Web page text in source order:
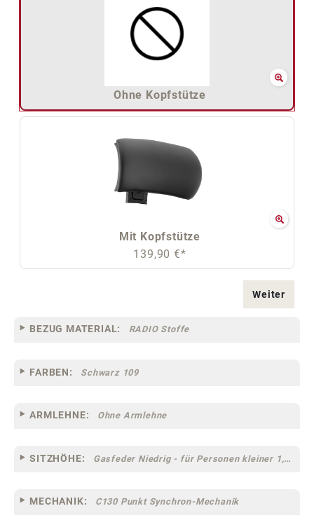
Ohne Kopfstütze
Mit Kopfstütze
139,90 €*
Weiter
BEZUG MATERIAL: RADIO Stoffe
FARBEN: Schwarz 109
ARMLEHNE: Ohne Armlehne
SITZHÖHE: Gasfeder Niedrig - für Personen kleiner 1,60 m
MECHANIK: C130 Punkt Synchron-Mechanik